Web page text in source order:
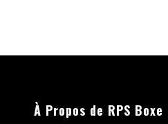
À Propos de RPS Boxe